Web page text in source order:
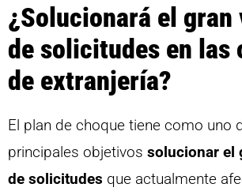
¿Solucionará el gran
de solicitudes en las
de extranjería?
El plan de choque tiene como uno
principales objetivos solucionar el
de solicitudes que actualmente